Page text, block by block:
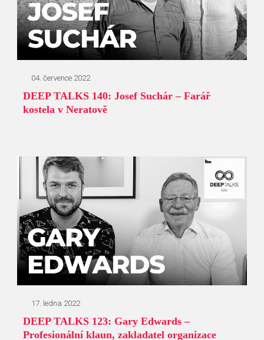
04. července 2022
DEEP TALKS 140: Josef Suchár – Farář
kostela v Neratově
17. ledna 2022
DEEP TALKS 123: Gary Edwards –
Profesionální klaun, zakladatel organizace